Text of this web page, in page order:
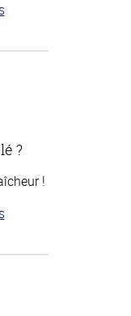
?
!